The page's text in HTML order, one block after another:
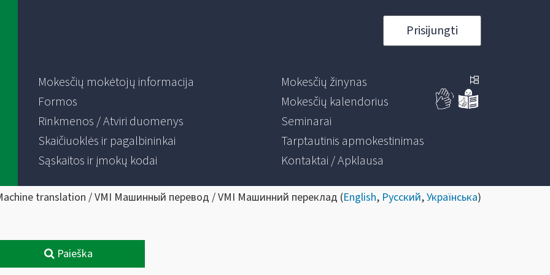
Prisijungti
Mokesčių mokėtojų informacija
Formos
Rinkmenos / Atviri duomenys
Skaičiuoklės ir pagalbininkai
Sąskaitos ir įmokų kodai
Mokesčių žinynas
Mokesčių kalendorius
Seminarai
Tarptautinis apmokestinimas
Kontaktai / Apklausa
translation / VMI Машинный перевод / VMI Машинний переклад (English, Русский,Українська)
Paieška